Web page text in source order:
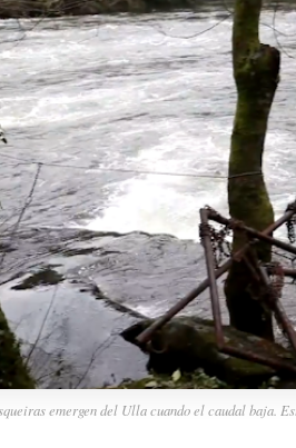
emergen del Ulla cuando el caudal baja.